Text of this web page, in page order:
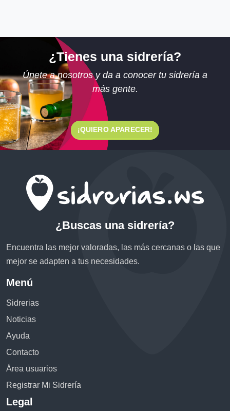
¿Tienes una sidrería?
Únete a nosotros y da a conocer tu sidrería a
más gente.
¡QUIERO APARECER!
¿Buscas una sidrería?
Encuentra las mejor valoradas, las más cercanas o las que
mejor se adapten a tus necesidades.
Menú
Sidrerias
Noticias
Ayuda
Contacto
Área usuarios
Registrar Mi Sidrería
Legal